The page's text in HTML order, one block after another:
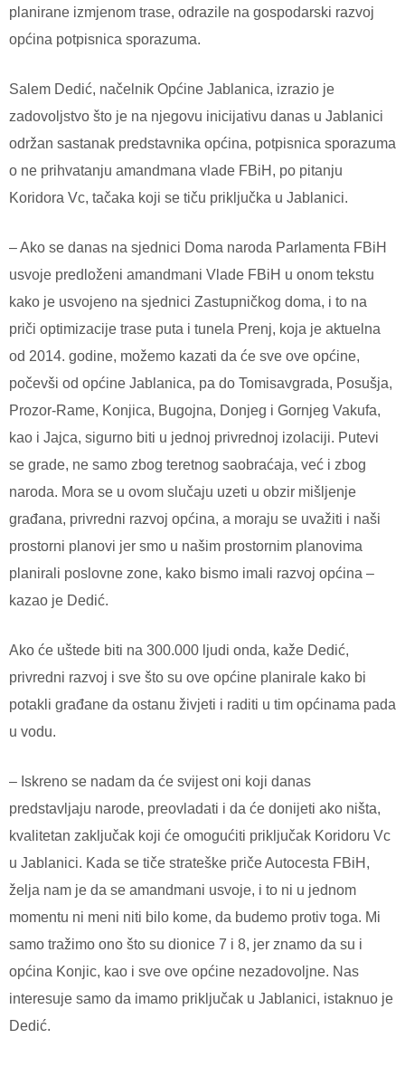
planirane izmjenom trase, odrazile na gospodarski razvoj
općina potpisnica sporazuma.
Salem Dedić, načelnik Općine Jablanica, izrazio je
zadovoljstvo što je na njegovu inicijativu danas u Jablanici
održan sastanak predstavnika općina, potpisnica sporazuma
o ne prihvatanju amandmana vlade FBiH, po pitanju
Koridora Vc, tačaka koji se tiču priključka u Jablanici.
– Ako se danas na sjednici Doma naroda Parlamenta FBiH
usvoje predloženi amandmani Vlade FBiH u onom tekstu
kako je usvojeno na sjednici Zastupničkog doma, i to na
priči optimizacije trase puta i tunela Prenj, koja je aktuelna
od 2014. godine, možemo kazati da će sve ove općine,
počevši od općine Jablanica, pa do Tomisavgrada, Posušja,
Prozor-Rame, Konjica, Bugojna, Donjeg i Gornjeg Vakufa,
kao i Jajca, sigurno biti u jednoj privrednoj izolaciji. Putevi
se grade, ne samo zbog teretnog saobraćaja, već i zbog
naroda. Mora se u ovom slučaju uzeti u obzir mišljenje
građana, privredni razvoj općina, a moraju se uvažiti i naši
prostorni planovi jer smo u našim prostornim planovima
planirali poslovne zone, kako bismo imali razvoj općina –
kazao je Dedić.
Ako će uštede biti na 300.000 ljudi onda, kaže Dedić,
privredni razvoj i sve što su ove općine planirale kako bi
potakli građane da ostanu živjeti i raditi u tim općinama pada
u vodu.
– Iskreno se nadam da će svijest oni koji danas
predstavljaju narode, preovladati i da će donijeti ako ništa,
kvalitetan zaključak koji će omogućiti priključak Koridoru Vc
u Jablanici. Kada se tiče strateške priče Autocesta FBiH,
želja nam je da se amandmani usvoje, i to ni u jednom
momentu ni meni niti bilo kome, da budemo protiv toga. Mi
samo tražimo ono što su dionice 7 i 8, jer znamo da su i
općina Konjic, kao i sve ove općine nezadovoljne. Nas
interesuje samo da imamo priključak u Jablanici, istaknuo je
Dedić.